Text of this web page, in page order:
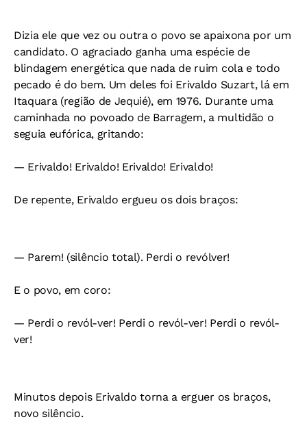
Dizia ele que vez ou outra o povo se apaixona por um
candidato. O agraciado ganha uma espécie de
blindagem energética que nada de ruim cola e todo
pecado é do bem. Um deles foi Erivaldo Suzart, lá em
Itaquara (região de Jequié), em 1976. Durante uma
caminhada no povoado de Barragem, a multidão o
seguia eufórica, gritando:
— Erivaldo! Erivaldo! Erivaldo! Erivaldo!
De repente, Erivaldo ergueu os dois braços:
— Parem! (silêncio total). Perdi o revólver!
E o povo, em coro:
— Perdi o revól-ver! Perdi o revól-ver! Perdi o revól-
ver!
Minutos depois Erivaldo torna a erguer os braços,
novo silêncio.